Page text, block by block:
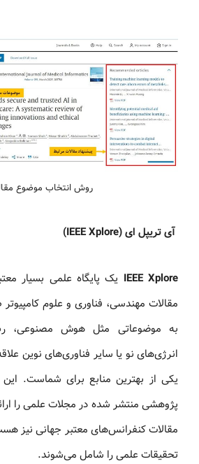
روش انتخاب موضوع
آی تریپل ای (IEEE Xplore)
IEEE Xplore یک پایگاه علمی بسیار
مقالات مهندسی، فناوری و علوم
به موضوعاتی مثل هوش مصنوعی،
انرژی‌های نو یا سایر فناوری‌های نوین
یکی از بهترین منابع برای شماست. این
پژوهشی منتشر شده در مجلات علمی را
مقالات کنفرانس‌های معتبر جهانی نیز
تحقیقات علمی را شامل می‌شوند.